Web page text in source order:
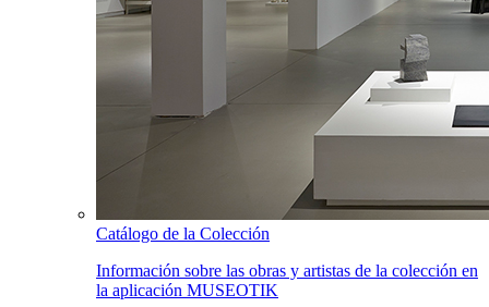
Catálogo de la Colección
Información sobre las obras y artistas de la colección en
la aplicación MUSEOTIK